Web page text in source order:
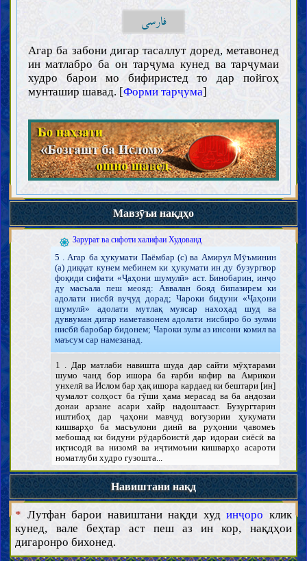
فارسی
Агар ба забони дигар тасаллут доред, метавонед
ин матлабро ба он тарҷума кунед ва тарҷумаи
худро барои мо бифиристед то дар пойгоҳ
мунташир шавад. [Форми тарҷума]
Мавзӯъи нақдҳо
Муқаддамот
Зарурат ва чигунагии касби илм (иҷтиҳод)
Мавонеъи касби илм
Тақлид
Хурофот
Вазоъиф ва аъмоли олимон
Ҳуҷҷат
Китоби Худованд
Вежагиҳои Қуръон
Далолати бархи оёти Қуръон
Халифаи Худованд
Зарурат ва сифоти халифаи Худованд
5 . Агар ба ҳукумати Паёмбар (с) ва Амирул Мӯъминин
(а) диққат кунем мебинем ки ҳукумати ин ду бузургвор
фоқиди сифати «Ҷаҳони шумулӣ» аст. Бинобарин, инҷо
ду масъала пеш меояд: Аввалан бояд бипазирем ки
адолати нисбӣ вуҷуд дорад; Чароки бидуни «Ҷаҳони
шумулӣ» адолати мутлақ муясар нахоҳад шуд ва
дуввуман дигар наметавонем адолати нисбиро бо зулми
нисбӣ баробар бидонем; Чароки зулм аз инсони комил ва
маъсум сар намезанад.
1 . Дар матлаби навишта шуда дар сайти мӯҳтарами
шумо чанд бор ишора ба ғарби кофир ва Амрикои
унхелӣ ва Ислом бар ҳақ ишора кардаед ки бештари [ин]
ҷумалот солҳост ба гӯши ҳама мерасад ва ба андозаи
донаи арзане асари хайр надоштааст. Бузургтарин
иштибоҳ дар ҷаҳони мавҷуд вогузории ҳукумати
кишварҳо ба масъулони динӣ ва руҳонии ҷавомеъ
мебошад ки бидуни рӯдарбоистӣ дар идораи сиёсӣ ва
иқтисодӣ ва низомӣ ва иҷтимоъии кишварҳо асароти
номатлуби худро гузошта...
2 . Баҳси ақлонист ва лузуми он ва ҳамхонӣ бо
шариъатро комилан хондам ва баҳсҳои дигар дар дасти
мутолиъа аст. Аз инки муқаллид ва тақлидро бозшикофӣ
кардаанд бисёр хурсанд шудам ва аммо инки хотимияти
Паёмбари Исломро бо имомат васл кардаанд на ақлонӣ
ёфтам ва на мувофиқи Қуръон; Ақлонӣ аз инки 11 имом
дар даврони кӯтоҳе аз торих меоянд ва мераванд ки ҳеҷ
кадом аз он бузургворон, рисолаӣ набигуна бар
Навиштани нақд
* Лутфан барои навиштани нақди худинҷоро клик
кунед, вале беҳтар аст пеш аз ин кор, нақдҳои
дигаронро бихонед.